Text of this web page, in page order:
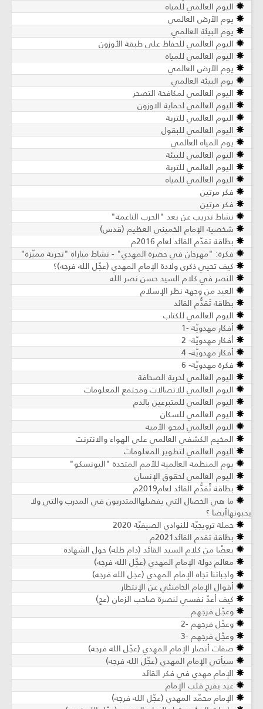
اليوم العالمي للمياه
يوم الأرض العالمي
يوم البيئة العالمي
اليوم العالمي للحفاظ على طبقة الأوزون
اليوم العالمي للمياه
يوم الأرض العالمي
يوم البيئة العالمي
اليوم العالمي لمكافحة التصحر
اليوم العالمي لحماية الاوزون
اليوم العالمي للتربة
اليوم العالمي للبقول
يوم المياه العالمي
اليوم العالمي للبيئة
اليوم العالمي للتربة
اليوم العالمي للمياه
فكر مرتين
فكر مرتين
نشاط تدريب عن بعد "الحرب الناعمة"
شخصية الإمام الخميني العظيم (قدس)
بطاقة تقدّم القائد لعام 2016م
فكرة: "مهرجان في حضرة المهدي" - نشاط مباراة "تجربة مميّزة"
كيف تحيي ذكرى ولادة الإمام المهدي (عجّل الله فرجه)؟
النصر في كلام السيد حسن نصر الله
العيد من وجهة نظر الإسلام
بطاقة تَقدُّم القائد
اليوم العالمي للكتاب
أفكار مهدويّة -1
أفكار مهدويّة- 2
أفكار مهدويّة- 4
فكرة مهدويّة- 6
اليوم العالمي لحرية الصحافة
اليوم العالمي للاتصالات ومجتمع المعلومات
اليوم العالمي للمتبرعين بالدم
اليوم العالمي للسكان
اليوم العالمي لمحو الأمية
المخيم الكشفي العالمي على الهواء والانترنت
اليوم العالمي لتطوير المعلومات
يوم المنظمة العالمية للأمم المتحدة "اليونسكو"
اليوم العالمي لحقوق الإنسان
بطاقة تَّقدُّم القائد لعام2019م
ما هي الخصال التي يفضلهاالمتدربون في المدرب والتي ولا
يحبونهاأيضا ؟
حملة ترويجيّة للنوادي الصيفيّة 2020
بطاقة تقدم القائد2021م
بعضًا من كلام السيد القائد (دام ظله) حول الشهادة
معالم دولة الإمام المهدي (عجّل الله فرجه)
واجباتنا تجاه الإمام المهدي (عجل الله فرجه)
أقوال الإمام الخامنئي عن الإنتظار
كيف أعدّ نفسي لنصرة صاحب الزمان (عج)
وعجّل فرجهم
وعجّل فرجهم -2
وعجّل فرجهم -3
صفات أنصار الإمام المهدي (عجّل الله فرجه)
سيأتي الإمام المهدي (عجّل الله فرجه)
الإمام مهدي في فكر القائد
عيد يفرح قلب الإمام
الإمام محمّد المهدي (عجّل الله فرجه)